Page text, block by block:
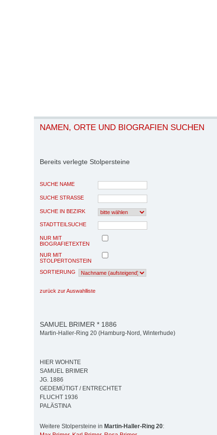
NAMEN, ORTE UND BIOGRAFIEN SUCHEN
Bereits verlegte Stolpersteine
SUCHE NAME
SUCHE STRASSE
SUCHE IN BEZIRK
STADTTEILSUCHE
NUR MIT
BIOGRAFIETEXTEN
NUR MIT
STOLPERTONSTEIN
SORTIERUNG
zurück zur Auswahlliste
SAMUEL BRIMER * 1886
Martin-Haller-Ring 20 (Hamburg-Nord, Winterhude)
HIER WOHNTE
SAMUEL BRIMER
JG. 1886
GEDEMÜTIGT / ENTRECHTET
FLUCHT 1936
PALÄSTINA
Weitere Stolpersteine in Martin-Haller-Ring 20: